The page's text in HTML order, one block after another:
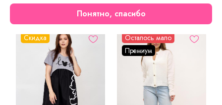
Сейчас на сайте смотрят
Скидка
Осталось мало
Премиум
Понятно, спасибо